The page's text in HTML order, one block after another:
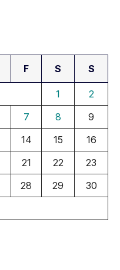
F S S
1
2
7 8
9
14 15
16
21 22
23
28 29
30